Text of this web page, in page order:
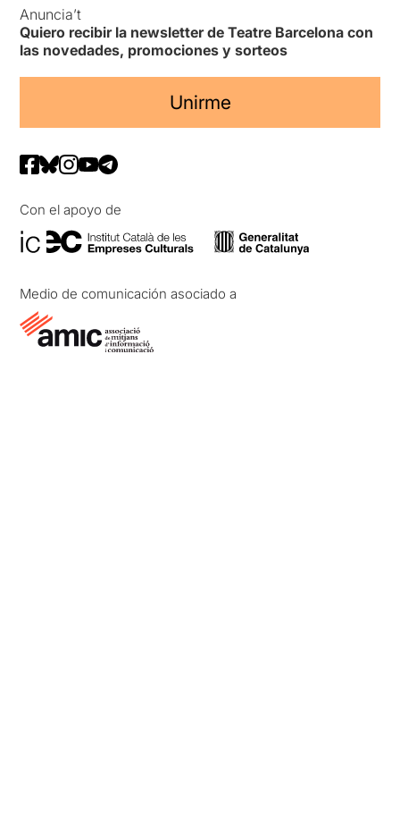
Anuncia’t
Quiero recibir la newsletter de Teatre Barcelona con
las novedades, promociones y sorteos
Unirme
Con el apoyo de
Medio de comunicación asociado a